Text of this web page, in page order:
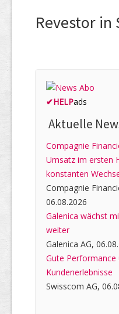
Revestor in
✔HELPads
Aktuelle
Compagnie
Umsatz im ersten
konstanten
Compagnie
06.08.2026
Galenica wächst
weiter
Galenica AG,
Gute Performance
Kundenerlebnisse
Swisscom AG,